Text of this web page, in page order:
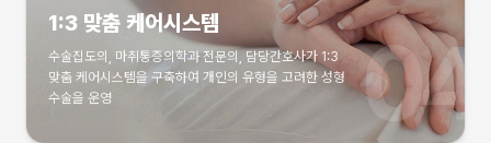
1:3 맞춤 케어시스템
수술집도의, 마취통증의학과 전문의, 담당간호사가 1:3
맞춤 케어시스템을 구축하여 개인의 유형을 고려한 성형
수술을 운영